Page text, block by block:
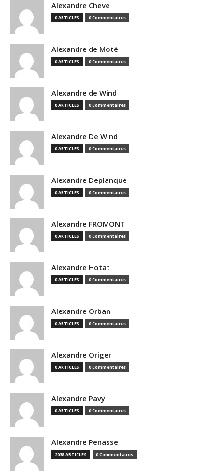
Alexandre Chevé
0 ARTICLES 0 Commentaires
Alexandre de Moté
0 ARTICLES 0 Commentaires
Alexandre de Wind
0 ARTICLES 0 Commentaires
Alexandre De Wind
0 ARTICLES 0 Commentaires
Alexandre Deplanque
0 ARTICLES 0 Commentaires
Alexandre FROMONT
0 ARTICLES 0 Commentaires
Alexandre Hotat
0 ARTICLES 0 Commentaires
Alexandre Orban
0 ARTICLES 0 Commentaires
Alexandre Origer
0 ARTICLES 0 Commentaires
Alexandre Pavy
0 ARTICLES 0 Commentaires
Alexandre Penasse
2038 ARTICLES 0 Commentaires